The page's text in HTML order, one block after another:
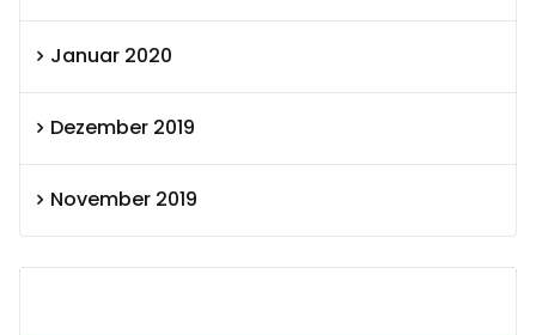
Januar 2020
Dezember 2019
November 2019